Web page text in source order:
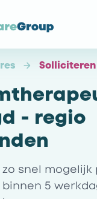
Solliciteren
- regio
snel
5